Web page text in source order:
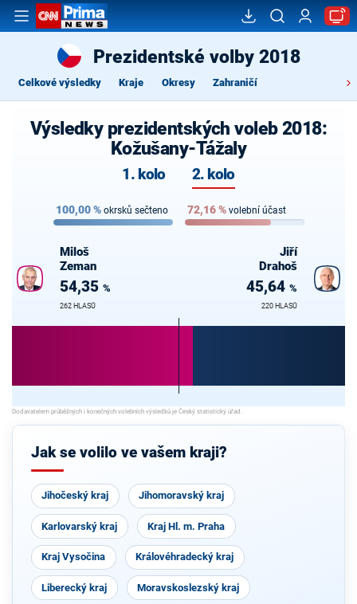
Prezidentské volby 2018
Celkové výsledky Kraje Okresy Zahraničí
Výsledky prezidentských voleb 2018:
Kožušany-Tážaly
1. kolo 2. kolo
100,00% okrsků sečteno 72,16% volební účast
Miloš
Zeman
54,35 %
262 HLASŮ
Jiří
Drahoš
45,64 %
220 HLASŮ
Jak se volilo ve vašem kraji?
Jihočeský kraj Jihomoravský kraj
Karlovarský kraj Kraj Hl. m. Praha
Kraj Vysočina Královéhradecký kraj
Liberecký kraj Moravskoslezský kraj